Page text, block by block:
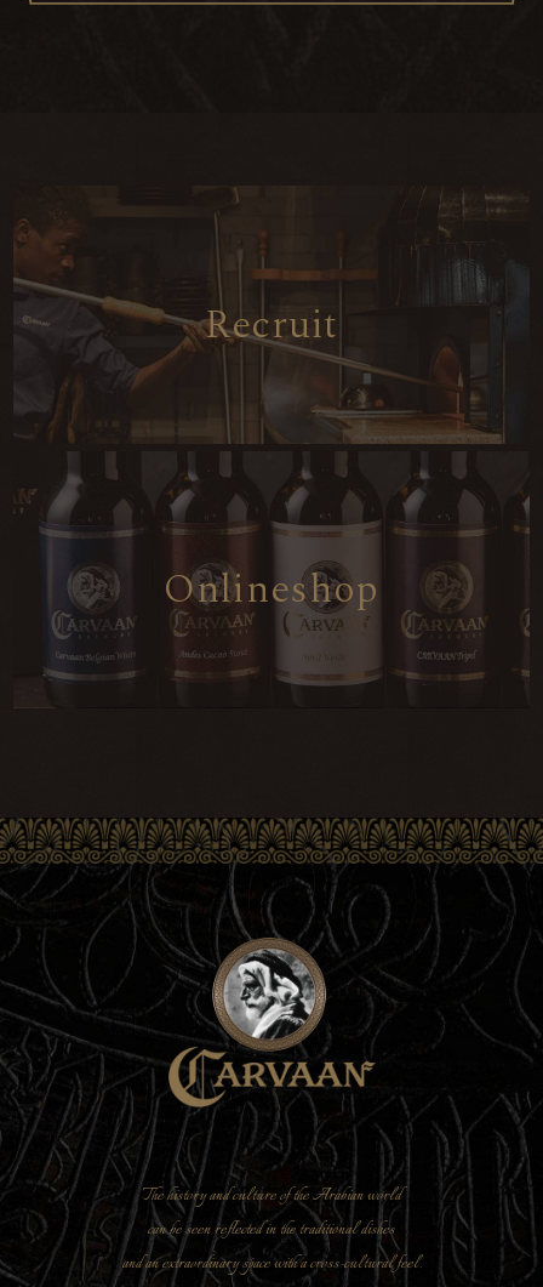
Recruit
Onlineshop
The history and culture of the Arabian world
can be seen reflected in the traditional dishes
and an extraordinary space with a cross-cultural feel.